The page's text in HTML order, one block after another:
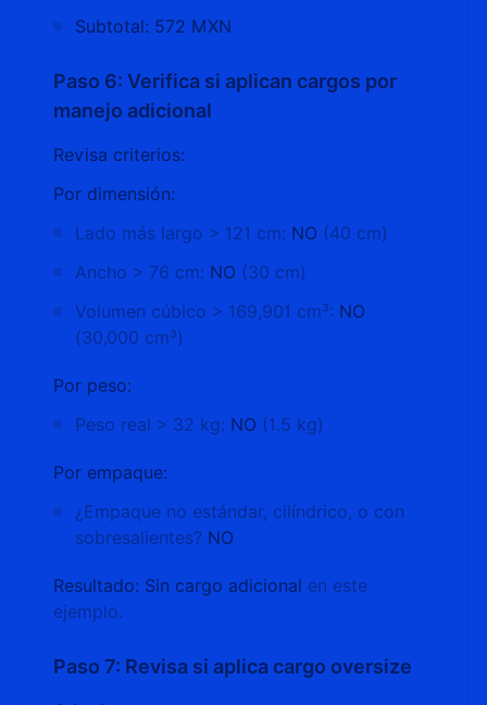
Subtotal: 572 MXN
Paso 6: Verifica si aplican cargos por
manejo adicional
Revisa criterios:
Por dimensión:
Lado más largo > 121 cm: NO (40 cm)
Ancho > 76 cm: NO (30 cm)
Volumen cúbico > 169,901 cm³: NO
(30,000 cm³)
Por peso:
Peso real > 32 kg: NO (1.5 kg)
Por empaque:
¿Empaque no estándar, cilíndrico, o con
sobresalientes? NO
Resultado: Sin cargo adicional en este
ejemplo.
Paso 7: Revisa si aplica cargo oversize